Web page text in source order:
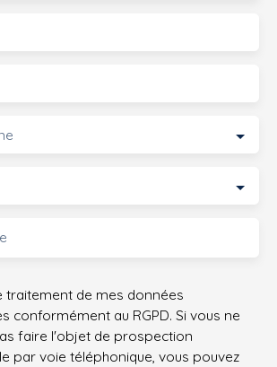
traitement de mes données
conformément au RGPD. Si vous ne
faire l'objet de prospection
par voie téléphonique, vous pouvez